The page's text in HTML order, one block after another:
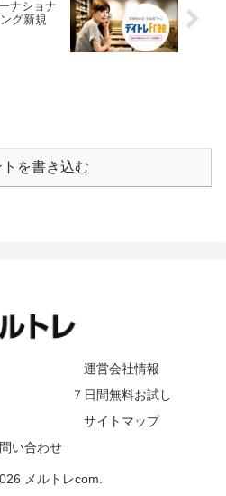
ナショナ
グ新規
トを書き込む
運営会社情報
７日間無料お試し
サイトマップ
い合わせ
メルトレcom.